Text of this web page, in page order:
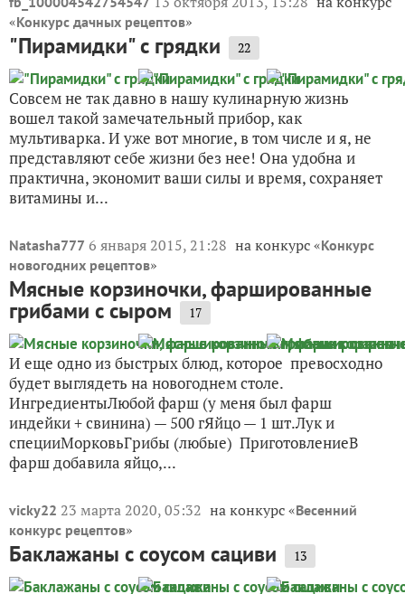
«Конкурс дачных рецептов»
"Пирамидки" с грядки 22
Совсем не так давно в нашу кулинарную жизнь
вошел такой замечательный прибор, как
мультиварка. И уже вот многие, в том числе и я, не
представляют себе жизни без нее! Она удобна и
практична, экономит ваши силы и время, сохраняет
витамины и...
Natasha777 6 января 2015, 21:28 на конкурс «Конкурс
новогодних рецептов»
Мясные корзиночки, фаршированные
грибами с сыром 17
И еще одно из быстрых блюд, которое превосходно
будет выглядеть на новогоднем столе.
ИнгредиентыЛюбой фарш (у меня был фарш
индейки + свинина) — 500 гЯйцо — 1 шт.Лук и
специиМорковьГрибы (любые) ПриготовлениеВ
фарш добавила яйцо,...
vicky22 23 марта 2020, 05:32 на конкурс «Весенний
конкурс рецептов»
Баклажаны с соусом сациви 13